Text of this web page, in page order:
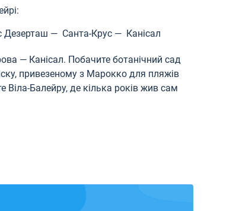
— Санта-Крус — Канісал
— Канісал. Побачите ботанічний сад
привезеному з Марокко для пляжів
Віла-Балейру, де кілька років жив сам